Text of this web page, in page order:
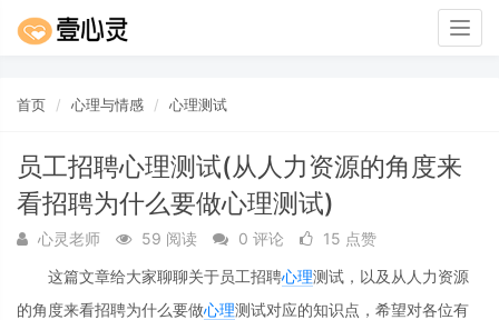
首页 心理与情感 心理测试
员工招聘心理测试(从人力资源的角度来
看招聘为什么要做心理测试)
心灵老师 59 阅读 0 评论
15 点赞
这篇文章给大家聊聊关于员工招聘心理测试，以及从人力资源
的角度来看招聘为什么要做心理测试对应的知识点，希望对各位有